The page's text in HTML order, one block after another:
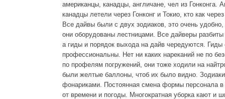
американцы, канадцы, англичане, чел из Гонконга.
канадцы летели через Гонконг и Токио, кто как
Все дайвы были с двух зодиаков, это очень удобно,
они оборудованы лестницами. Все дайверы
а гиды и порядок выхода на дайв чередуются. Гиды
профессиональны. Нет ни каких нареканий не по
по профелям погружений, они тоже ходили на
были желтые баллоны, чтоб их было видно.
фонариками. Постоянная смена формы персонала в
от времени и погоды. Многократная уборка кают и